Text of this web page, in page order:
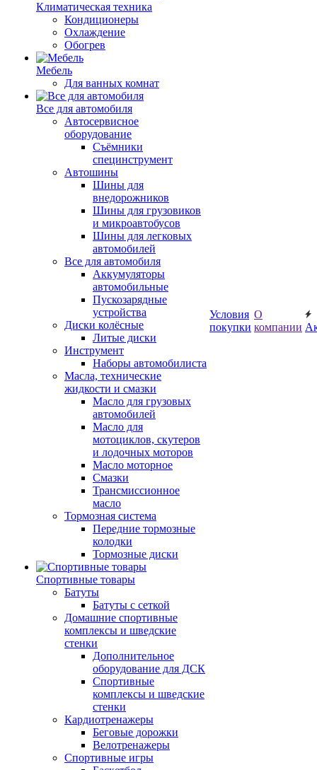
Климатическая техника
Кондиционеры
Охлаждение
Обогрев
Мебель
Для ванных комнат
Все для автомобиля
Автосервисное
оборудование
Съёмники
специнструмент
Автошины
Шины для
внедорожников
Шины для грузовиков
и микроавтобусов
Шины для легковых
автомобилей
Все для автомобиля
Аккумуляторы
автомобильные
Пускозарядные
устройства
Диски колёсные
Литые диски
Инструмент
Наборы автомобилиста
Масла, технические
жидкости и смазки
Масло для грузовых
автомобилей
Масло для
мотоциклов, скутеров
и лодочных моторов
Масло моторное
Смазки
Трансмиссионное
масло
Тормозная система
Передние тормозные
колодки
Тормозные диски
Спортивные товары
Батуты
Батуты с сеткой
Домашние спортивные
комплексы и шведские
стенки
Дополнительное
оборудование для ДСК
Спортивные
комплексы и шведские
стенки
Кардиотренажеры
Беговые дорожки
Велотренажеры
Спортивные игры
Условия
покупки
О
компании